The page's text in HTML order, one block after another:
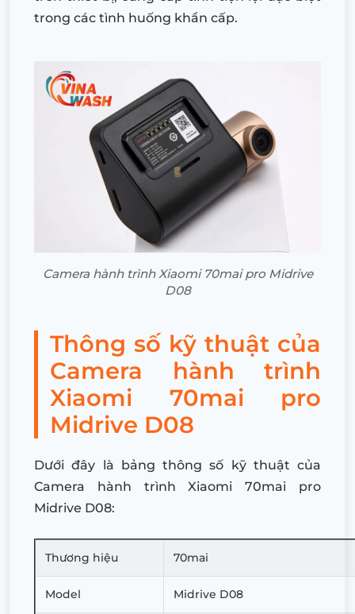
trong các tình huống khẩn cấp.
Camera hành trình Xiaomi 70mai pro Midrive
D08
Thông số kỹ thuật của
Camera hành trình
Xiaomi 70mai pro
Midrive D08
Dưới đây là bảng thông số kỹ thuật của
Camera hành trình Xiaomi 70mai pro
Midrive D08:
Thương hiệu 70mai
Model Midrive D08